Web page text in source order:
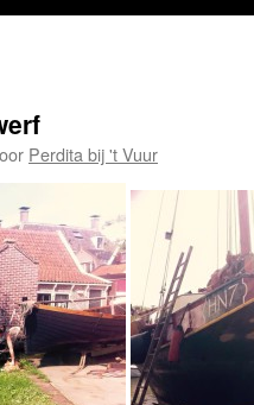
Perdita bij 't Vuur